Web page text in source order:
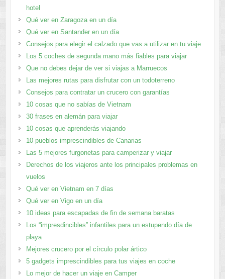
hotel
Qué ver en Zaragoza en un día
Qué ver en Santander en un día
Consejos para elegir el calzado que vas a utilizar en tu viaje
Los 5 coches de segunda mano más fiables para viajar
Que no debes dejar de ver si viajas a Marruecos
Las mejores rutas para disfrutar con un todoterreno
Consejos para contratar un crucero con garantías
10 cosas que no sabías de Vietnam
30 frases en alemán para viajar
10 cosas que aprenderás viajando
10 pueblos imprescindibles de Canarias
Las 5 mejores furgonetas para camperizar y viajar
Derechos de los viajeros ante los principales problemas en
vuelos
Qué ver en Vietnam en 7 días
Qué ver en Vigo en un día
10 ideas para escapadas de fin de semana baratas
Los “impresdincibles” infantiles para un estupendo día de
playa
Mejores crucero por el círculo polar ártico
5 gadgets imprescindibles para tus viajes en coche
Lo mejor de hacer un viaje en Camper